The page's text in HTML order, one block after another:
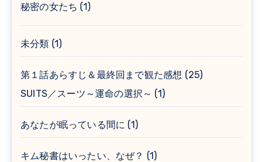
秘密の女たち (1)
未分類 (1)
第１話あらすじ＆最終回まで観た感想 (25)
SUITS／スーツ～運命の選択～ (1)
あなたが眠っている間に (1)
キム秘書はいったい、なぜ？ (1)